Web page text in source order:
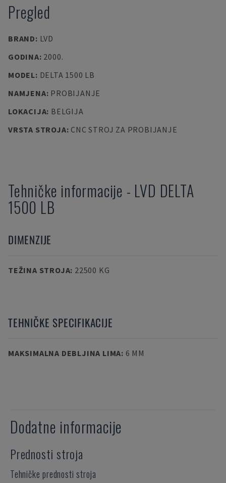
Pregled
BRAND: LVD
GODINA: 2000.
MODEL: DELTA 1500 LB
NAMJENA: PROBIJANJE
LOKACIJA: BELGIJA
VRSTA STROJA: CNC STROJ ZA PROBIJANJE
Tehničke informacije - LVD DELTA
1500 LB
DIMENZIJE
TEŽINA STROJA: 22500 KG
TEHNIČKE SPECIFIKACIJE
MAKSIMALNA DEBLJINA LIMA: 6 MM
Dodatne informacije
Prednosti stroja
Tehničke prednosti stroja